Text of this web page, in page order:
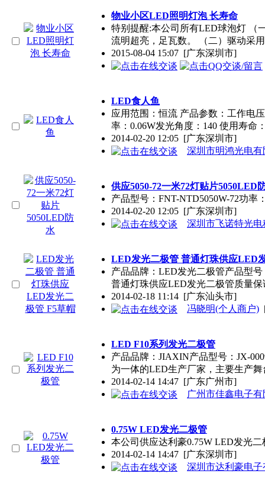
物业小区LED照明灯泡 长寿命
特别提醒:本公司所有LED球泡灯 （
流明超亮，足瓦数。 （二）驱动采
2015-08-04 15:07 [广东深圳市]
LED食人鱼
应用范围：恒流 产品参数：工作电
率：0.06W发光角度：140 使用寿命
2014-02-20 12:05 [广东深圳市]
深圳市明鸿光电有
供应5050-72一米72灯贴片5050LED
产品型号：FNT-NTD5050W-72功
2014-02-20 12:05 [广东深圳市]
深圳市飞诺特光
LED发光二极管 普通灯珠供应LED
产品品牌：LED发光二极管产品型
普通灯珠供应LED发光二极管质量
2014-02-18 11:14 [广东汕头市]
冯晓明(个人商户)
LED F10系列发光二极管
产品品牌：JIAXIN产品型号：JX-
为一体的LED生产厂家，主要生产舞
2014-02-14 14:47 [广东广州市]
广州市佳鑫电子有
0.75W LED发光二极管
本公司供应达利豪0.75W LED发光
2014-02-14 14:47 [广东深圳市]
深圳市达利豪电子